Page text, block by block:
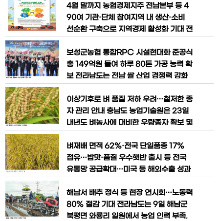
실하게 원하는 것은 거창한 신규 시설이
아니라 제때 관리되는 농수로와
에서 주목받고 있다. 농업 자재 전문기업
㈜유농(대표 신유나)이 선보인 이번 제품
은 가지·오이·토마토·고추 등 다양한 결실
과 경제성을 동시에 확보한 것이 특징이
다. 이번 Y형 지주대는 특허
4월 말까지 농협경제지주 전남본부 등 4
90여 기관·단체 참여지역 내 생산·소비
선순환 구축으로 지역경제 활성화 기대 전
매출 증대를 통한 지역경제 활성화를 위해
‘친환경농자재 지역제품 우선 구매 캠페
인’에 나섰다. 캠페인은 전남에 주소를 둔
확대해 지역 내 생산·소비 선순환 구조를
구축하고, 일자리 창출, 지역
보성군농협 통합RPC 시설현대화 준공식
총 149억원 들여 하루 80톤 가공 능력 확
보 전라남도는 전남 쌀 산업 경쟁력 강화
시설현대화가 완공돼 5일 준공식을 개최
했다고 밝혔다. 준공식에는 김영록 전남도
지사, 변상문 농림축산식품부 식량정책관,
의원, 박서홍 농협경제지주 대표, 문병완
보성농협 조합장을 비롯한 전남
이상기후로 벼 품질 저하 우려…철저한 종
자 관리 안내 충남도 농업기술원은 23일
내년도 벼농사에 대비한 우량종자 확보 및
원에 따르면 올해는 벼 출수기 이후 고온
과 잦은 강우가 이어지면서 ‘깨씨무늬
병’이 확산되고, 이로 인해 등숙률 저하 및
께 수확기 동안 잦은 비로 ‘수발아(穗發
芽)’ 현상이 광범위하게
벼재배 면적 62%·전국 단일품종 17%
점유…밥맛·품질 우수햇반 출시 등 전국
유통망 공급확대…미국 등 해외수출 성과
남도 주력 품종인 ‘새청무’ 쌀이 본격 수확
기에 들어섰다. ‘새청무’는 밥맛이 뛰어나
고 품질이 우수해 전남도가 집중 보급하고
해남서 배추 정식 등 현장 연시회…노동력
80% 절감 기대 전라남도는 9일 해남군
북평면 와룡리 일원에서 농업 인력 부족,